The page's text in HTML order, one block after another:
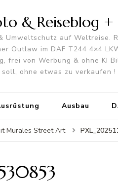
& Reiseblog
Umweltschutz auf Weltreise.
Outlaw im DAF T244 4×4
frei von Werbung & ohne KI
ohne etwas zu verkaufen !
Ausbau
Murales Street Art